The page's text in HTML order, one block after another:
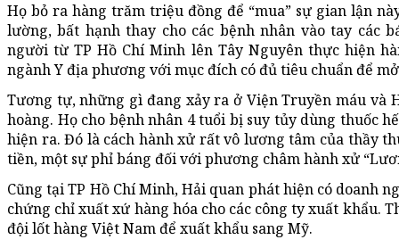
Họ bỏ ra hàng trăm triệu đồng để “mua” sự gian lận
lường, bất hạnh thay cho các bệnh nhân vào tay các
người từ TP Hồ Chí Minh lên Tây Nguyên thực hiện
ngành Y địa phương với mục đích có đủ tiêu chuẩn để
Tương tự, những gì đang xảy ra ở Viện Truyền máu và
hoàng. Họ cho bệnh nhân 4 tuổi bị suy tủy dùng thuốc
hiện ra. Đó là cách hành xử rất vô lương tâm của thầy
tiền, một sự phỉ báng đối với phương châm hành xử
Cũng tại TP Hồ Chí Minh, Hải quan phát hiện có doanh
chứng chỉ xuất xứ hàng hóa cho các công ty xuất khẩu.
đội lốt hàng Việt Nam để xuất khẩu sang Mỹ.